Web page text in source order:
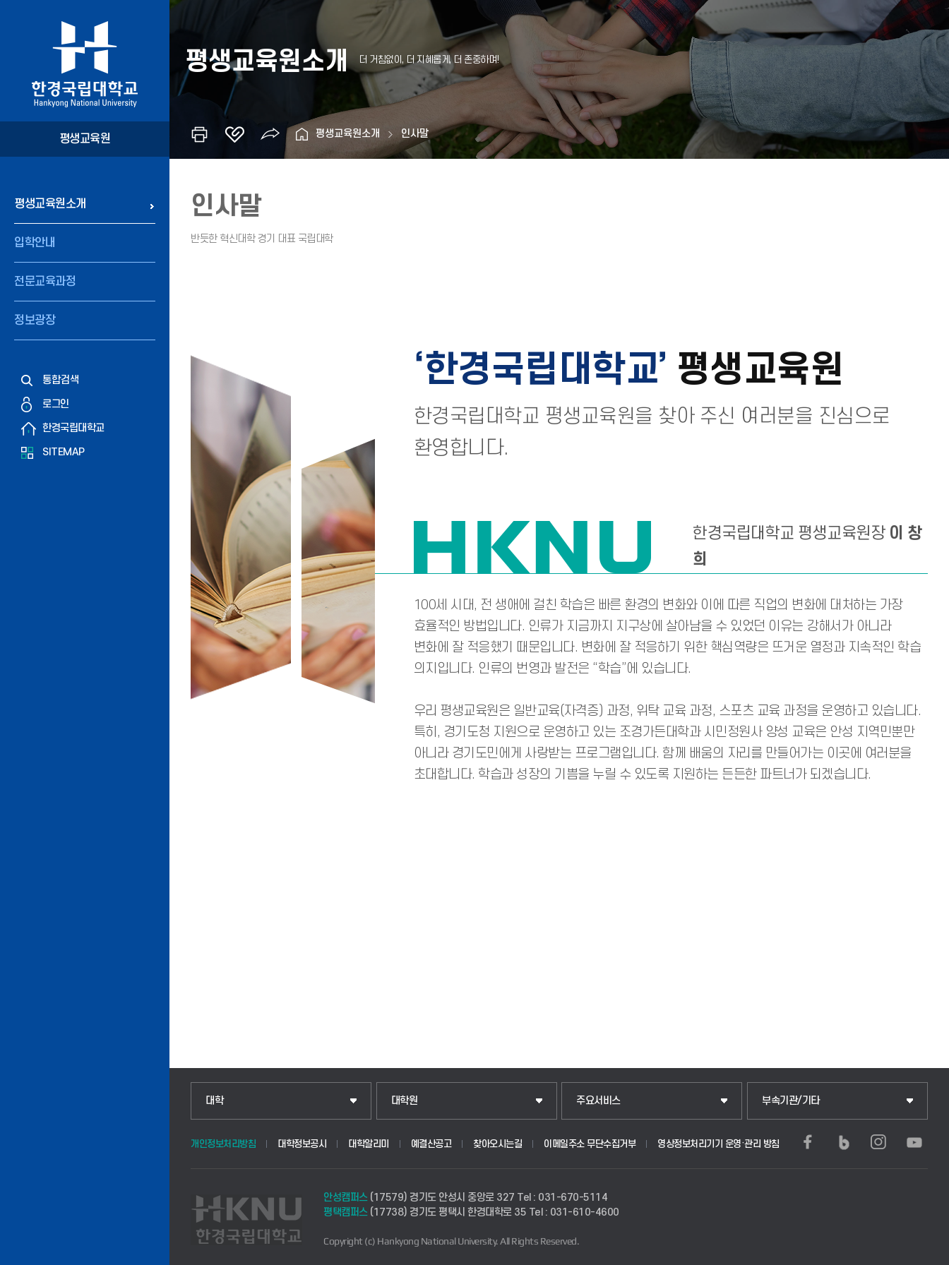
평생교육원
평생교육원소개
입학안내
전문교육과정
정보광장
통합검색
로그인
한경국립대학교
SITEMAP
평생교육원소개
평생교육원소개 인사말
인사말
한경국립대학교 평생교육원
한경국립대학교 평생교육원을 찾아 주신 여러분을 진심으로
환영합니다.
한경국립대학교 평생교육원장 이 창
희
100세 시대, 전 생애에 걸친 학습은 빠른 환경의 변화와 이에 따른 직업의 변화에 대처하는 가장
효율적인 방법입니다. 인류가 지금까지 지구상에 살아남을 수 있었던 이유는 강해서가 아니라
변화에 잘 적응했기 때문입니다. 변화에 잘 적응하기 위한 핵심역량은 뜨거운 열정과 지속적인 학습
의지입니다. 인류의 번영과 발전은 “학습”에 있습니다.
우리 평생교육원은 일반교육(자격증) 과정, 위탁 교육 과정, 스포츠 교육 과정을 운영하고 있습니다.
특히, 경기도청 지원으로 운영하고 있는 조경가든대학과 시민정원사 양성 교육은 안성 지역민뿐만
아니라 경기도민에게 사랑받는 프로그램입니다. 함께 배움의 자리를 만들어가는 이곳에 여러분을
초대합니다. 학습과 성장의 기쁨을 누릴 수 있도록 지원하는 든든한 파트너가 되겠습니다.
대학
인문융합공공인재학부
법경영학부
식물자원조경학부
동물생명융합학부
대학원
일반대학원
산업대학원
경영대학원
교육대학원
주요서비스
입학안내
웹메일
학사시스템(전문학사 및 전공심화)
사이버캠퍼스(학부)
부속기관/기타
중앙도서관
학생생활관(안성)
개인정보처리방침 대학정보공시 대학알리미 예결산공고 찾아오시는길 이메일주소 무단수집거부 영상정보처리기기 운영·관리 방침
안성캠퍼스(17579) 경기도 안성시 중앙로 327 Tel : 031-670-5114
평택캠퍼스(17738) 경기도 평택시 한경대학로 35 Tel : 031-610-4600
Copyright (c) Hankyong National University. All Rights Reserved.